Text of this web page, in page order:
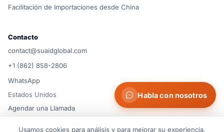
Facilitación de Importaciones desde China
Contacto
contact@suaidglobal.com
+1 (862) 858-2806
WhatsApp
Estados Unidos
Agendar una Llamada
Habla con nosotros
Usamos cookies para análisis y para mejorar su experiencia.